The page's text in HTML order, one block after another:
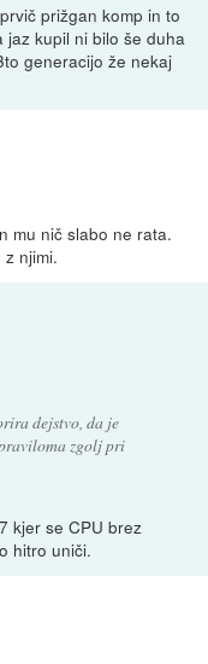
prižgan komp in to
jaz kupil ni bilo še duha
generacijo že nekaj
mu nič slabo ne rata.
njimi.
dejstvo, da je
zgolj pri
kjer se CPU brez
hitro uniči.